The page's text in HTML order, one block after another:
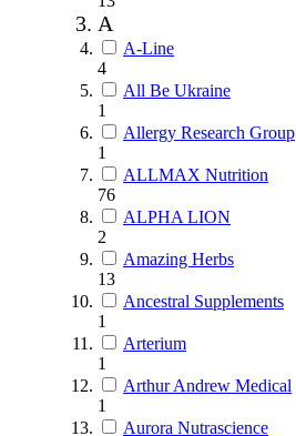
A
A-Line
4
All Be Ukraine
1
Allergy Research Group
1
ALLMAX Nutrition
76
ALPHA LION
2
Amazing Herbs
13
Ancestral Supplements
1
Arterium
1
Arthur Andrew Medical
1
Aurora Nutrascience